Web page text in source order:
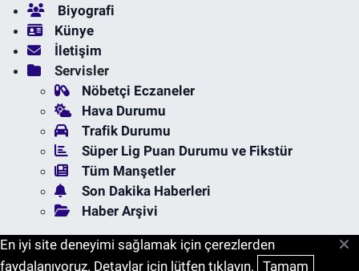
Biyografi
Künye
İletişim
Servisler
Nöbetçi Eczaneler
Hava Durumu
Trafik Durumu
Süper Lig Puan Durumu ve Fikstür
Tüm Manşetler
Son Dakika Haberleri
Haber Arşivi
En iyi site deneyimi sağlamak için çerezlerden
faydalanıyoruz. Detaylar için lütfen tıklayın. Tamam